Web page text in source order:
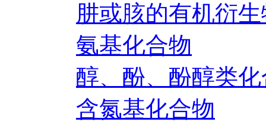
肼或胲的有机衍
氨基化合物
醇、酚、酚醇类
含氮基化合物